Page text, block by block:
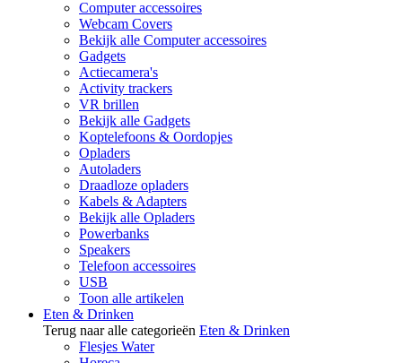
Computer accessoires
Webcam Covers
Bekijk alle Computer accessoires
Gadgets
Actiecamera's
Activity trackers
VR brillen
Bekijk alle Gadgets
Koptelefoons & Oordopjes
Opladers
Autoladers
Draadloze opladers
Kabels & Adapters
Bekijk alle Opladers
Powerbanks
Speakers
Telefoon accessoires
USB
Toon alle artikelen
Eten & Drinken
Terug naar alle categorieën Eten & Drinken
Flesjes Water